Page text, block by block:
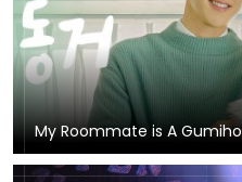
My Roommate is A Gumiho